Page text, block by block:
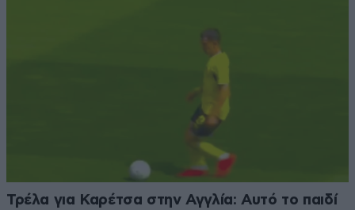
Τρέλα για Καρέτσα στην Αγγλία: Αυτό το παιδί